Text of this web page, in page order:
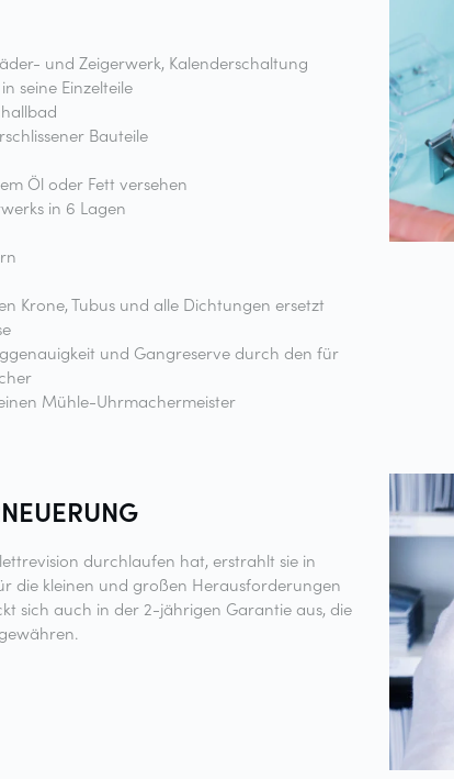
und Zeigerwerk, Kalenderschaltung
seine Einzelteile
Bauteile
Öl oder Fett versehen
in 6 Lagen
Krone, Tubus und alle Dichtungen ersetzt
und Gangreserve durch den für
Mühle-Uhrmachermeister
durchlaufen hat, erstrahlt sie in
die kleinen und großen Herausforderungen
sich auch in der 2-jährigen Garantie aus, die